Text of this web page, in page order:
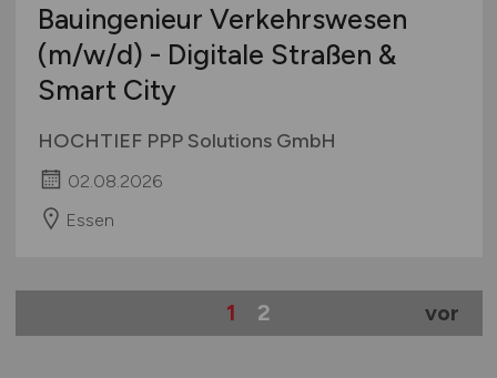
Bauingenieur Verkehrswesen
(m/w/d) - Digitale Straßen &
Smart City
HOCHTIEF PPP Solutions GmbH
02.08.2026
Essen
1 2 vor